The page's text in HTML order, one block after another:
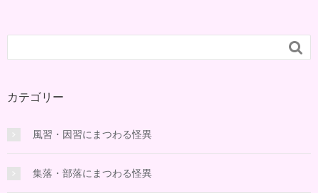

カテゴリー
風習・因習にまつわる怪異
集落・部落にまつわる怪異